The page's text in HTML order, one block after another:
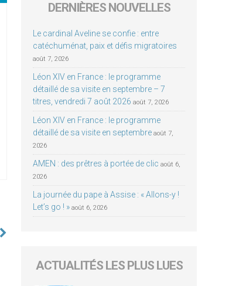
DERNIÈRES NOUVELLES
Le cardinal Aveline se confie : entre
catéchuménat, paix et défis migratoires
août 7, 2026
Léon XIV en France : le programme
détaillé de sa visite en septembre – 7
titres, vendredi 7 août 2026 août 7, 2026
Léon XIV en France : le programme
détaillé de sa visite en septembre août 7,
2026
AMEN : des prêtres à portée de clic août 6,
2026
La journée du pape à Assise : « Allons-y !
Let’s go ! » août 6, 2026
ACTUALITÉS LES PLUS LUES